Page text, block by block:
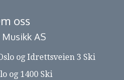
oss
AS
og Idrettsveien 3 Ski
og 1400 Ski